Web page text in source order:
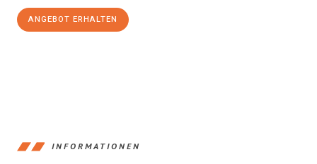
ANGEBOT ERHALTEN
INFORMATIONEN